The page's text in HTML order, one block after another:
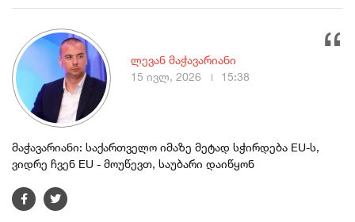
მაჭავარიანი: საქართველო იმაზე მეტად სჭირდება EU-ს,
ვიდრე ჩვენ EU - მოუწევთ, საუბარი დაიწყონ
ლევან მაჭავარიანი
15 ივლ, 2026
15:38